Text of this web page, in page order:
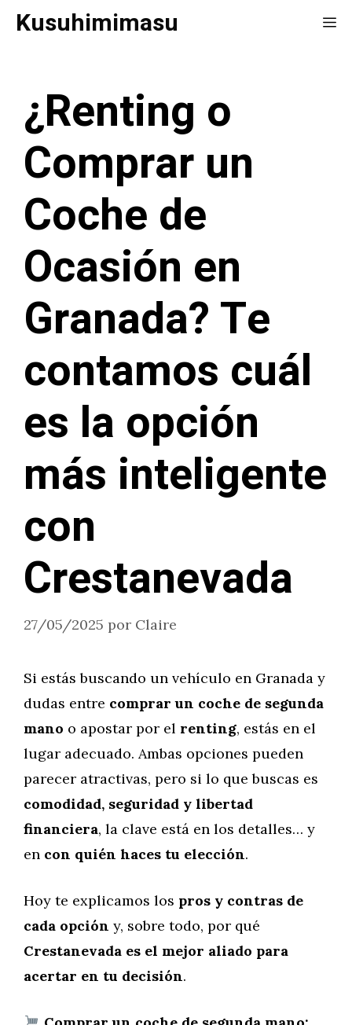
SaltarKusuhimimasu
¿Renting o
Comprar un
Coche de
Ocasión en
Granada? Te
contamos cuál
es la opción
más inteligente
con
Crestanevada
27/05/2025 por Claire
Si estás buscando un vehículo en Granada y
dudas entre comprar un coche de segunda
mano o apostar por el renting, estás en el
lugar adecuado. Ambas opciones pueden
parecer atractivas, pero si lo que buscas es
comodidad, seguridad y libertad
financiera, la clave está en los detalles… y
en con quién haces tu elección.
Hoy te explicamos los pros y contras de
cada opción y, sobre todo, por qué
Crestanevada es el mejor aliado para
acertar en tu decisión.